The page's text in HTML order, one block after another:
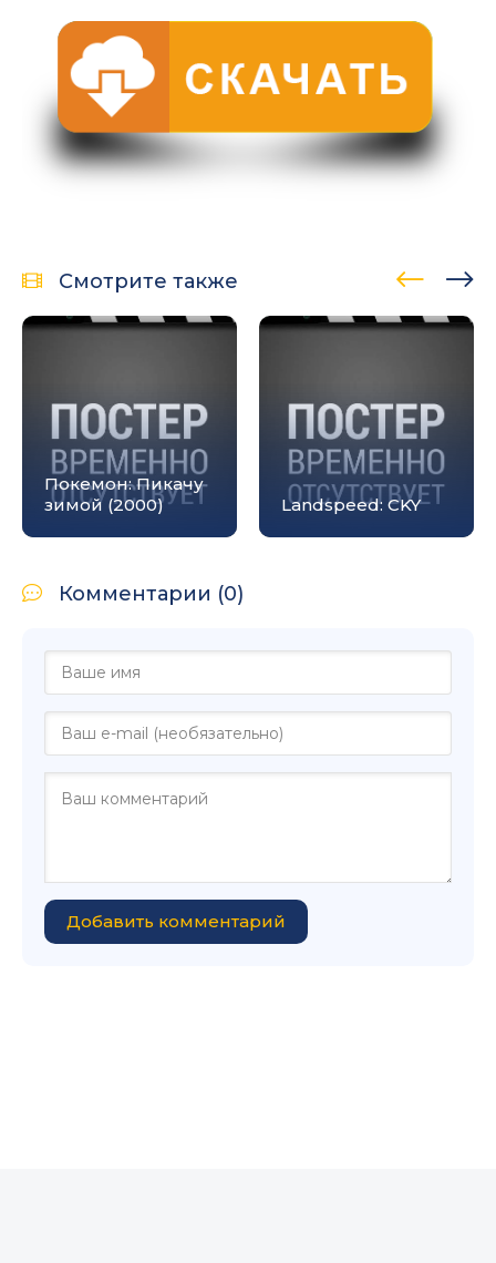
Смотрите также
Покемон: Пикачу
зимой (2000)
Landspeed: CKY
Комментарии (0)
Добавить комментарий